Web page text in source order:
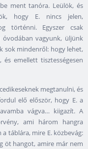
ment tanóra. Leülök, és
hogy E. nincs jelen,
történni. Egyszer csak
óvodában vagyunk, üljünk
sok mindenről: hogy lehet,
emellett tisztességesen
megtanulni, és
elő először, hogy E. a
vágva… kiigazít. A
ami három hangra
táblára, mire E. közbevág:
öt hangot, amire már nem